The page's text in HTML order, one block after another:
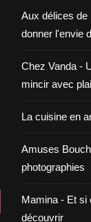
Aux délices de
donner l'envie
Chez Vanda -
mincir avec
La cuisine en
Amuses
photographies
Mamina - Et si
découvrir